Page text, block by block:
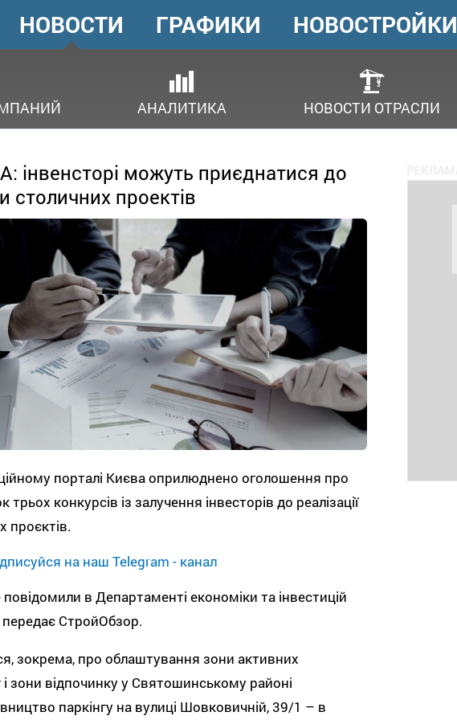
ГОЛОВНЕ
МЕНЮ
НОВОСТИ
АНАЛИТИКА НОВОСТИ ОТРАСЛИ
ГРАФИКИ НОВОСТРОЙКИ
інвенсторі можуть приєднатися до
столичних проектів
порталі Києва оприлюднено оголошення про
трьох конкурсів із залучення інвесторів до реалізації
проєктів.
на наш Telegram - канал
в Департаменті економіки та інвестицій
СтройОбзор.
зокрема, про облаштування зони активних
і зони відпочинку у Святошинському районі
паркінгу на вулиці Шовковичній, 39/1 – в